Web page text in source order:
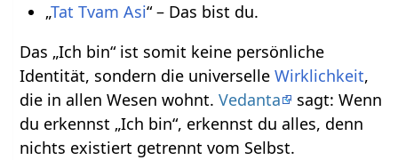
„Tat Tvam Asi“ – Das bist du.
Das „Ich bin“ ist somit keine persönliche
Identität, sondern die universelleWirklichkeit,
die in allen Wesen wohnt.Vedanta
sagt: Wenn
du erkennst „Ich bin“, erkennst du alles, denn
nichts existiert getrennt vom Selbst.